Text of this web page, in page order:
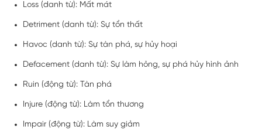
Loss (danh từ): Mất mát
Detriment (danh từ): Sự tổn thất
Havoc (danh từ): Sự tàn phá, sự hủy hoại
Defacement (danh từ): Sự làm hỏng, sự phá hủy hình ảnh
Ruin (động từ): Tàn phá
Injure (động từ): Làm tổn thương
Impair (động từ): Làm suy giảm